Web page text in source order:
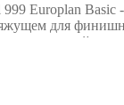
Europlan Basic
для